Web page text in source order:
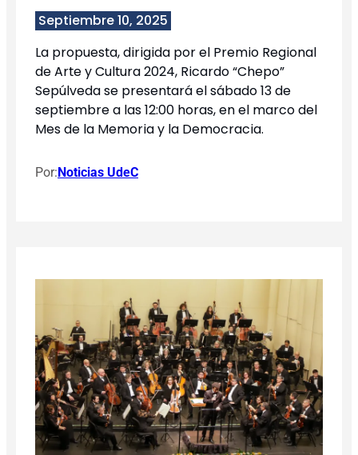
Septiembre 10, 2025
La propuesta, dirigida por el Premio Regional
de Arte y Cultura 2024, Ricardo “Chepo”
Sepúlveda se presentará el sábado 13 de
septiembre a las 12:00 horas, en el marco del
Mes de la Memoria y la Democracia.
Por:Noticias UdeC